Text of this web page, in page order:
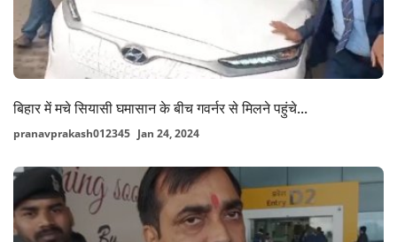
बिहार में मचे सियासी घमासान के बीच गवर्नर से मिलने पहुंचे...
pranavprakash012345 Jan 24, 2024